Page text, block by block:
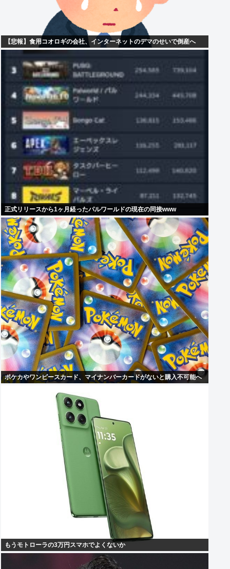
【悲報】食用コオロギの会社、インターネットのデマのせいで倒産へ
正式リリースから1ヶ月経ったパルワールドの現在の同接www
ポケカやワンピースカード、マイナンバーカードがないと購入不可能へ
もうモトローラの3万円スマホでよくないか